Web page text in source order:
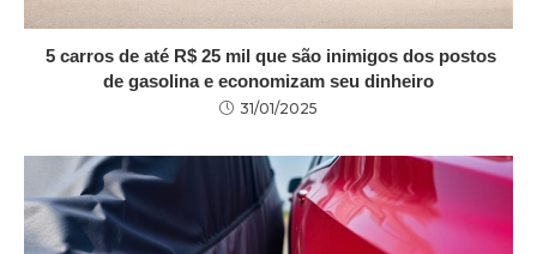
5 carros de até R$ 25 mil que são inimigos dos postos
de gasolina e economizam seu dinheiro
31/01/2025